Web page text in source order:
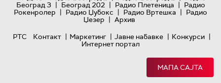
Београд 3 | Београд 202 | Радио Плетеница | Радио
Рокенролер | Радио Џубокс | Радио Вртешка | Радио
Џезер | Архив
РТС
Контакт | Маркетинг | Јавне набавке | Конкурси |
Интернет портал
МАПА САЈТА